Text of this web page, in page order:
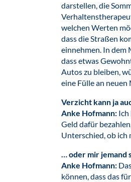
darstellen, die
welchen Werten
dass die Straßen
einnehmen. In dem
dass etwas
Autos zu bleiben,
eine Fülle an
Verzicht kann ja
Anke Hofmann: Ich
Geld dafür
Unterschied, ob ich
… oder mir jemand
Anke Hofmann:
können, dass das